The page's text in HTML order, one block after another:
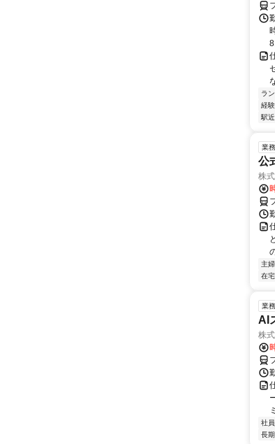
ラ
経
駅
業
公
株
主
在
業
AI
株
社
長